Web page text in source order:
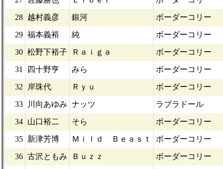
28 越村義彦 銀河 ボーダーコリー
29 福本義裕 純 ボーダーコリー
30 松野下裕子 Ｒａｉｇａ ボーダーコリー
31 四十野亨 みら ボーダーコリー
32 岸珠代 Ｒｙｕ ボーダーコリー
33 川向あゆみ ナッツ ラブラドール
34 山口裕二 そら ボーダーコリー
35 新津芳博 Ｍｉｌｄ Ｂｅａｓｔ ボーダーコリー
36 古沢ともみ Ｂｕｚｚ ボーダーコリー